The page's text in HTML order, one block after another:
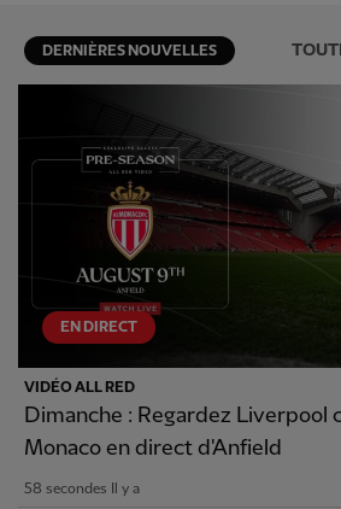
DERNIÈRES NOUVELLES
EN DIRECT
VIDÉO ALL RED
Dimanche : Regardez Liverpool
Monaco en direct d'Anfield
58 secondes Il y a